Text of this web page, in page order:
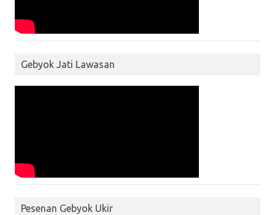
Gebyok Jati Lawasan
Pesenan Gebyok Ukir